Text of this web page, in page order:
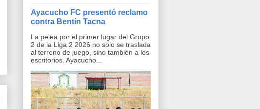
Ayacucho FC presentó reclamo
contra Bentín Tacna
La pelea por el primer lugar del Grupo
2 de la Liga 2 2026 no solo se traslada
al terreno de juego, sino también a los
escritorios. Ayacucho...